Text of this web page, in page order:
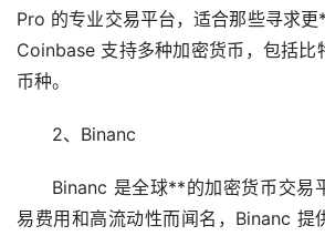
Pro 的专业交易平台，适合那些寻求更
Coinbase 支持多种加密货币 ，包括比
币种。
2、Binanc
Binanc 是全球**的加密货币交易
易费用和高流动性而闻名，Binanc 提